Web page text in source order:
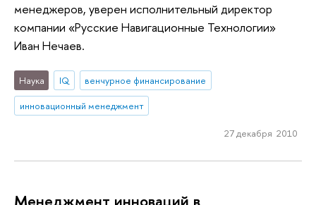
менеджеров, уверен исполнительный директор
компании «Русские Навигационные Технологии»
Иван Нечаев.
Наука IQ
венчурное финансирование
инновационный менеджмент
27 декабря 2010
Менеджмент инноваций в